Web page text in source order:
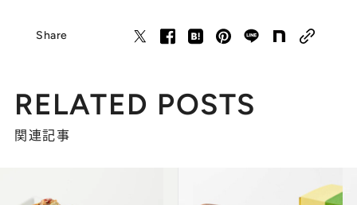
Share
RELATED POSTS
関連記事